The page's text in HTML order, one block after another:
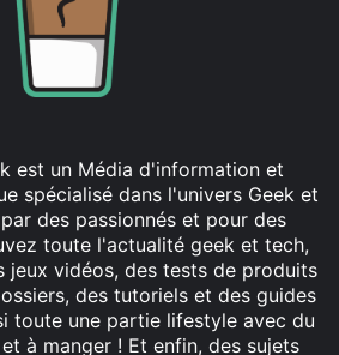
est un Média d'information et
spécialisé dans l'univers Geek et
des passionnés et pour des
toute l'actualité geek et tech,
jeux vidéos, des tests de produits
des tutoriels et des guides
toute une partie lifestyle avec du
à manger ! Et enfin, des sujets